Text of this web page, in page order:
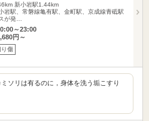
新小岩駅1.44km
岩駅、常磐線亀有駅、金町駅、京成線青砥駅
が発…
～23:00
円～
り傷
ソリは有るのに，身体を洗う垢こすり